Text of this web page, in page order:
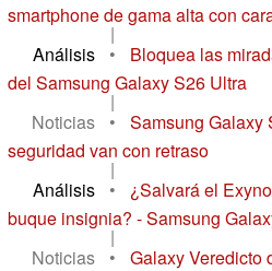
smartphone de gama alta con
|
Análisis
•
Bloquea las
del Samsung Galaxy S26 Ultra
|
Noticias
•
Samsung Galaxy
seguridad van con retraso
|
Análisis
•
¿Salvará el
buque insignia? - Samsung
|
Noticias
•
Galaxy Veredicto